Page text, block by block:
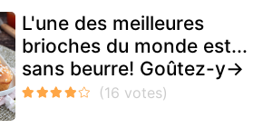
L'une des meilleures
brioches du monde est...
sans beurre! Goûtez-y→